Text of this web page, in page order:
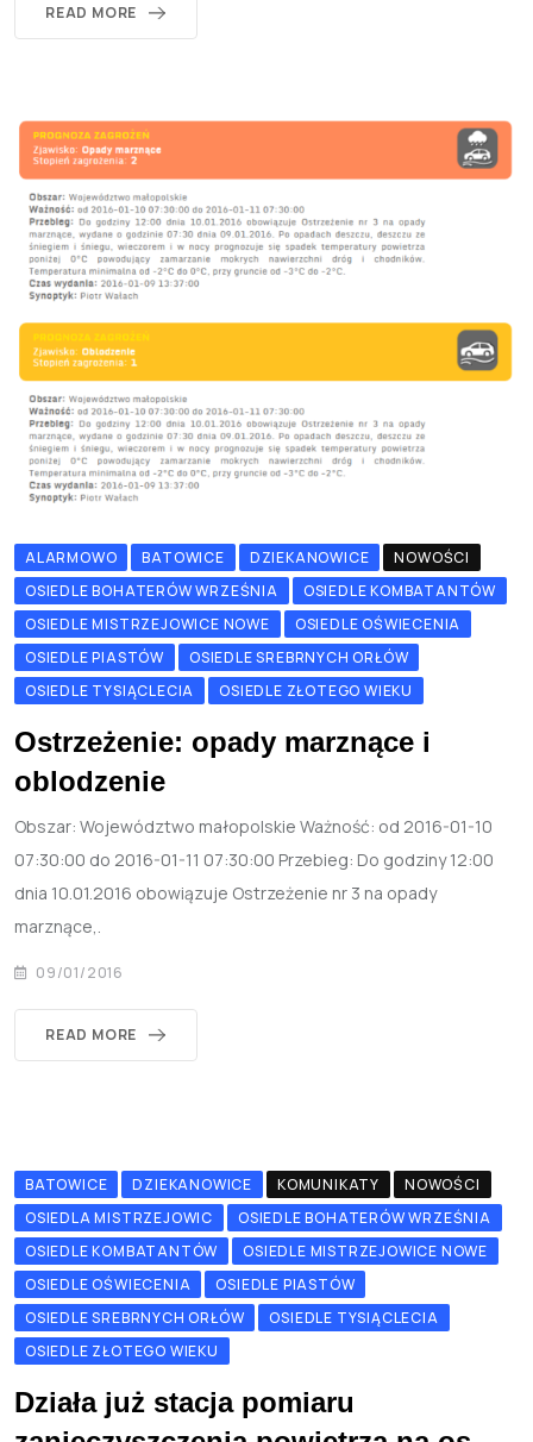
READ MORE
ALARMOWO BATOWICE DZIEKANOWICE
NOWOŚCI
OSIEDLE BOHATERÓW WRZEŚNIA
OSIEDLE KOMBATANTÓW
OSIEDLE MISTRZEJOWICE NOWE
OSIEDLE OŚWIECENIA
OSIEDLE PIASTÓW
OSIEDLE SREBRNYCH ORŁÓW
OSIEDLE TYSIĄCLECIA
OSIEDLE ZŁOTEGO WIEKU
Ostrzeżenie: opady marznące i
oblodzenie
Obszar: Województwo małopolskie Ważność: od 2016-01-10
07:30:00 do 2016-01-11 07:30:00 Przebieg: Do godziny 12:00
dnia 10.01.2016 obowiązuje Ostrzeżenie nr 3 na opady
marznące,.
09/01/2016
READ MORE
BATOWICE DZIEKANOWICE KOMUNIKATY
NOWOŚCI
OSIEDLA MISTRZEJOWIC
OSIEDLE BOHATERÓW WRZEŚNIA
OSIEDLE KOMBATANTÓW
OSIEDLE MISTRZEJOWICE NOWE
OSIEDLE OŚWIECENIA
OSIEDLE PIASTÓW
OSIEDLE SREBRNYCH ORŁÓW
OSIEDLE TYSIĄCLECIA
OSIEDLE ZŁOTEGO WIEKU
Działa już stacja pomiaru